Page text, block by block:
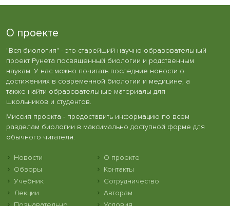
О проекте
"Вся биология" - это старейший научно-образовательный
проект Рунета посвященный биологии и родственным
наукам. У нас можно почитать последние новости о
достижениях в современной биологии и медицине, а
также найти образовательные материалы для
школьников и студентов.
Миссия проекта - предоставить информацию по всем
разделам биологии в максимально доступной форме для
обычного читателя.
Новости
Обзоры
Учебник
Лекции
О проекте
Контакты
Сотрудничество
Авторам